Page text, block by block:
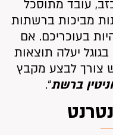
עובד מתוסכל
מביכות ברשתות
בעוכריכם. אם
יעלה תוצאות
צורך לבצע מקבץ
ברשת“.